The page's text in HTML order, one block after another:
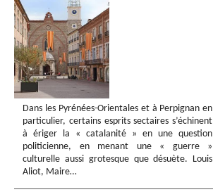
Dans les Pyrénées-Orientales et à Perpignan en
particulier, certains esprits sectaires s’échinent
à ériger la « catalanité » en une question
politicienne, en menant une « guerre »
culturelle aussi grotesque que désuète. Louis
Aliot, Maire…